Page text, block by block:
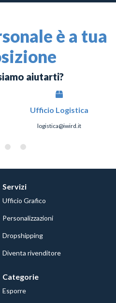
è a tua
aiutarti?
Ufficio Logistica
logistica@iwird.it
Servizi
Ufficio Grafico
Personalizzazioni
Dropshipping
Diventa rivenditore
Categorie
Esporre